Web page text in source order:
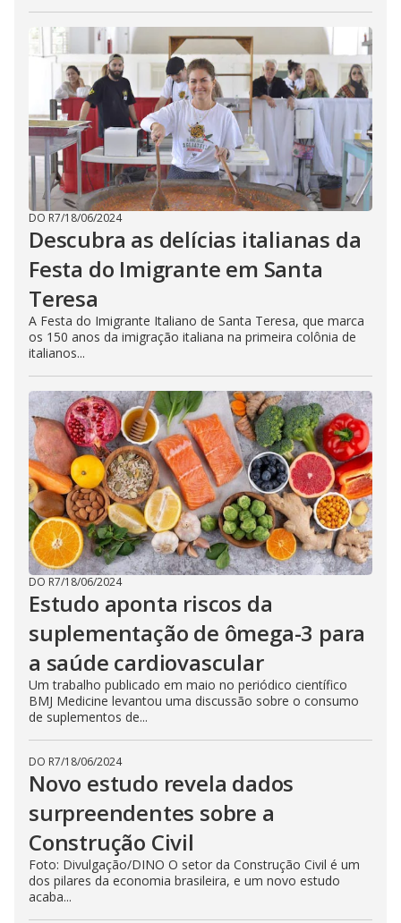
DO R7/18/06/2024
Descubra as delícias italianas da
Festa do Imigrante em Santa
Teresa
A Festa do Imigrante Italiano de Santa Teresa, que marca
os 150 anos da imigração italiana na primeira colônia de
italianos...
DO R7/18/06/2024
Estudo aponta riscos da
suplementação de ômega-3 para
a saúde cardiovascular
Um trabalho publicado em maio no periódico científico
BMJ Medicine levantou uma discussão sobre o consumo
de suplementos de...
DO R7/18/06/2024
Novo estudo revela dados
surpreendentes sobre a
Construção Civil
Foto: Divulgação/DINO O setor da Construção Civil é um
dos pilares da economia brasileira, e um novo estudo
acaba...